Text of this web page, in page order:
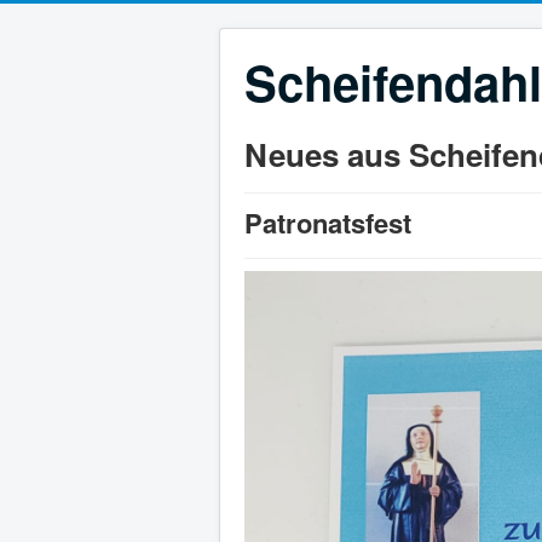
Scheifendahl
Neues aus
Patronatsfest